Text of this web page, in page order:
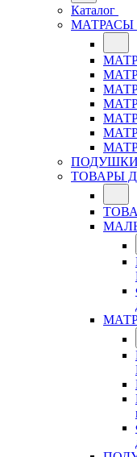
Каталог
МАТРАСЫ
ТОВАРЫ